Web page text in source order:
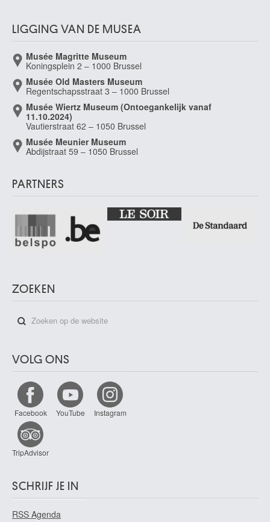
LIGGING VAN DE MUSEA
Musée Magritte Museum
Koningsplein 2 – 1000 Brussel
Musée Old Masters Museum
Regentschapsstraat 3 – 1000 Brussel
Musée Wiertz Museum (Ontoegankelijk vanaf
11.10.2024)
Vautierstraat 62 – 1050 Brussel
Musée Meunier Museum
Abdijstraat 59 – 1050 Brussel
PARTNERS
ZOEKEN
VOLG ONS
Facebook YouTube Instagram
TripAdvisor
SCHRIJF JE IN
RSS Agenda